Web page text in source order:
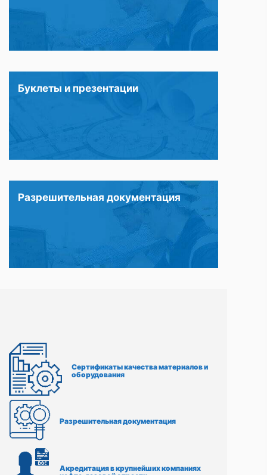
Буклеты и презентации
Разрешительная документация
Сертификаты качества материалов и
оборудования
Разрешительная документация
Акредитация в крупнейших компаниях